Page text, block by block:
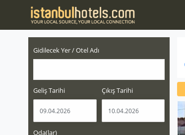
Gidilecek Yer / Otel Adı
Geliş Tarihi Çıkış Tarihi
Oda(lar)